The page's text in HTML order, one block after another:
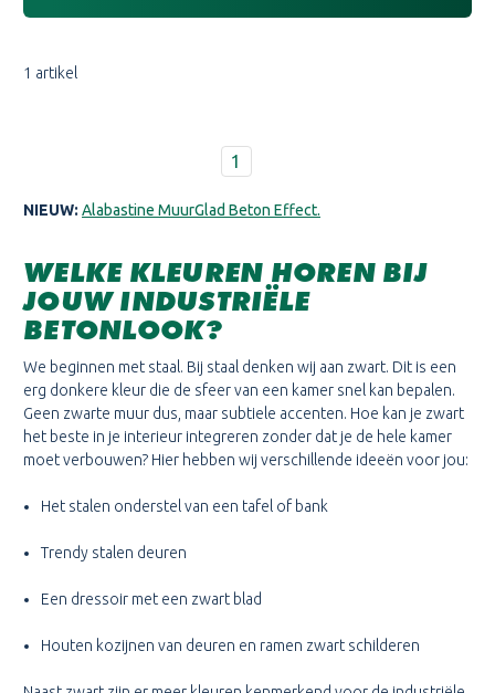
1 artikel
1
NIEUW: Alabastine MuurGlad Beton Effect.
WELKE KLEUREN HOREN BIJ
JOUW INDUSTRIËLE
BETONLOOK?
We beginnen met staal. Bij staal denken wij aan zwart. Dit is een
erg donkere kleur die de sfeer van een kamer snel kan bepalen.
Geen zwarte muur dus, maar subtiele accenten. Hoe kan je zwart
het beste in je interieur integreren zonder dat je de hele kamer
moet verbouwen? Hier hebben wij verschillende ideeën voor jou:
Het stalen onderstel van een tafel of bank
Trendy stalen deuren
Een dressoir met een zwart blad
Houten kozijnen van deuren en ramen zwart schilderen